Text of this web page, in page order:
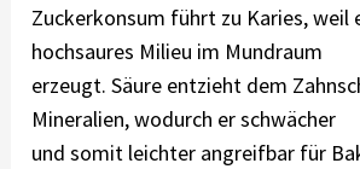
Zuckerkonsum führt zu Karies, weil
hochsaures Milieu im Mundraum
erzeugt. Säure entzieht dem
Mineralien, wodurch er schwächer
und somit leichter angreifbar für